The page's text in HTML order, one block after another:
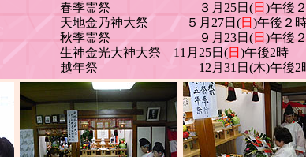
春季霊祭 ３月25日(日 )午後
天地金乃神大祭 ５月27日(日 )午後
秋季霊祭 ９月23日(日 )午後
生神金光大神大祭 11月25日(日 )午後2時
越年祭 12月31日(木)午後2